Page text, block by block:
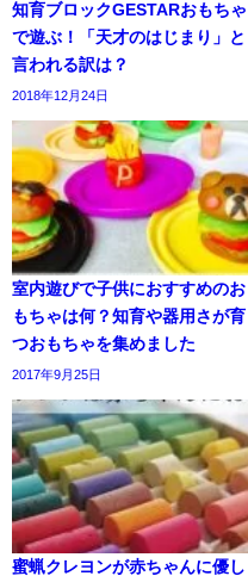
知育ブロックGESTARおもちゃ
で遊ぶ！「天才のはじまり」と
言われる訳は？
2018年12月24日
室内遊びで子供におすすめのお
もちゃは何？知育や器用さが育
つおもちゃを集めました
2017年9月25日
蜜蝋クレヨンが赤ちゃんに優し